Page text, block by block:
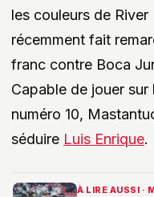
les couleurs de
récemment fait
franc contre Boca
Capable de jouer
numéro 10,
séduire Luis Enrique.
À LIRE AUSSI ·